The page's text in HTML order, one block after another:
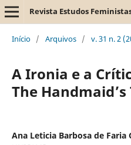
Revista Estudos
Início / Arquivos / v. 31 n. 2
A Ironia e a
The Handmaid’s
Ana Leticia Barbosa de Faria